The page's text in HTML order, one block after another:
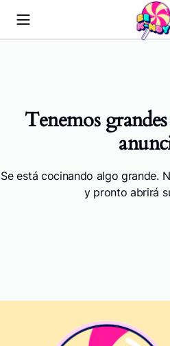
Tenemos
Se está cocinando algo grande.
y pronto abrirá